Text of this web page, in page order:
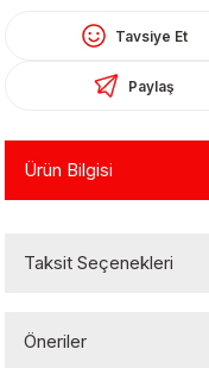
- Dolma Kalem - Pilot Kalemler
Tavsiye Et
Paylaş
Ürün Bilgisi
Taksit Seçenekleri
Öneriler